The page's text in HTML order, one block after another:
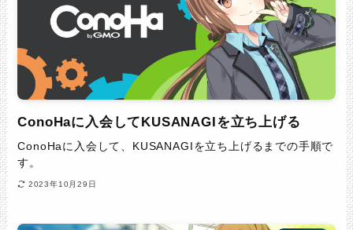
ConoHaに入会してKUSANAGIを立ち上げる
ConoHaに入会して、KUSANAGIを立ち上げるまでの手順で
す。
2023年10月29日